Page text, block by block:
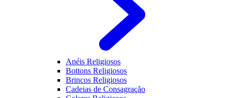
Anéis Religiosos
Bottons Religiosos
Brincos Religiosos
Cadeias de Consagração